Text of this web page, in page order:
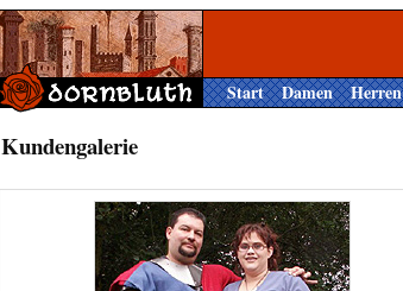
Start Damen Herren
Kundengalerie